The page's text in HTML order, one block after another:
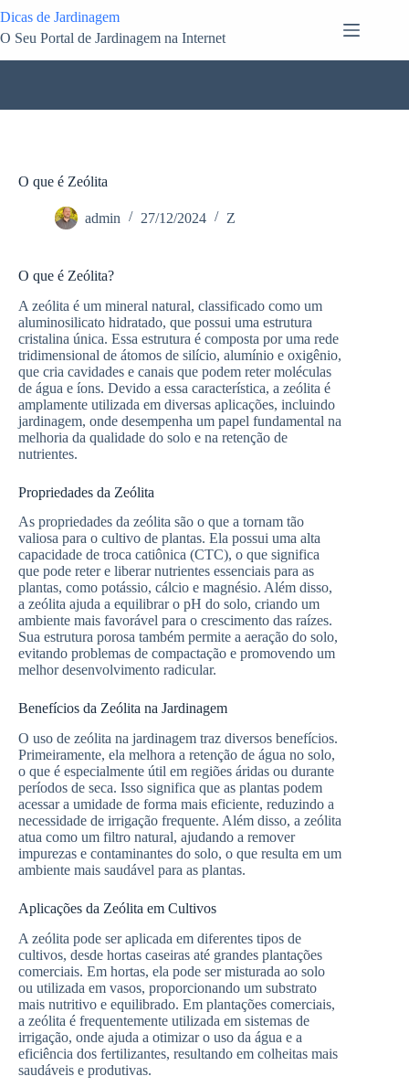
para
o
Dicas de Jardinagem
O Seu Portal de Jardinagem na Internet
O que é Zeólita
admin 27/12/2024 Z
O que é Zeólita?
A zeólita é um mineral natural, classificado como um
aluminosilicato hidratado, que possui uma estrutura
cristalina única. Essa estrutura é composta por uma rede
tridimensional de átomos de silício, alumínio e oxigênio,
que cria cavidades e canais que podem reter moléculas
de água e íons. Devido a essa característica, a zeólita é
amplamente utilizada em diversas aplicações, incluindo
jardinagem, onde desempenha um papel fundamental na
melhoria da qualidade do solo e na retenção de
nutrientes.
Propriedades da Zeólita
As propriedades da zeólita são o que a tornam tão
valiosa para o cultivo de plantas. Ela possui uma alta
capacidade de troca catiônica (CTC), o que significa
que pode reter e liberar nutrientes essenciais para as
plantas, como potássio, cálcio e magnésio. Além disso,
a zeólita ajuda a equilibrar o pH do solo, criando um
ambiente mais favorável para o crescimento das raízes.
Sua estrutura porosa também permite a aeração do solo,
evitando problemas de compactação e promovendo um
melhor desenvolvimento radicular.
Benefícios da Zeólita na Jardinagem
O uso de zeólita na jardinagem traz diversos benefícios.
Primeiramente, ela melhora a retenção de água no solo,
o que é especialmente útil em regiões áridas ou durante
períodos de seca. Isso significa que as plantas podem
acessar a umidade de forma mais eficiente, reduzindo a
necessidade de irrigação frequente. Além disso, a zeólita
atua como um filtro natural, ajudando a remover
impurezas e contaminantes do solo, o que resulta em um
ambiente mais saudável para as plantas.
Aplicações da Zeólita em Cultivos
A zeólita pode ser aplicada em diferentes tipos de
cultivos, desde hortas caseiras até grandes plantações
comerciais. Em hortas, ela pode ser misturada ao solo
ou utilizada em vasos, proporcionando um substrato
mais nutritivo e equilibrado. Em plantações comerciais,
a zeólita é frequentemente utilizada em sistemas de
irrigação, onde ajuda a otimizar o uso da água e a
eficiência dos fertilizantes, resultando em colheitas mais
saudáveis e produtivas.